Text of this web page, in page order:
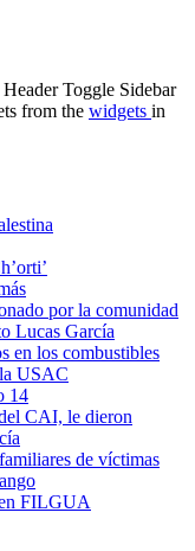
Toggle Sidebar
from the widgets in
por la comunidad
Lucas García
en los combustibles
USAC
14
CAI, le dieron
de víctimas
FILGUA